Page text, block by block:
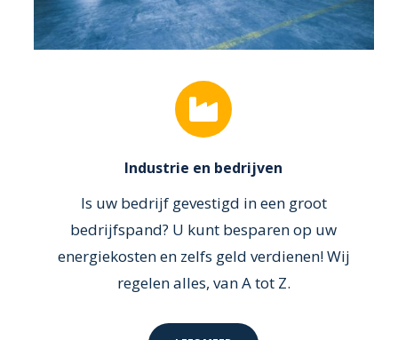
Industrie en bedrijven
Is uw bedrijf gevestigd in een groot
bedrijfspand? U kunt besparen op uw
energiekosten en zelfs geld verdienen! Wij
regelen alles, van A tot Z.